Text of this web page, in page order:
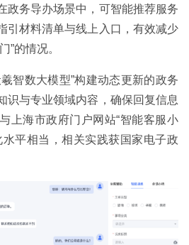
政务导办场景中，可智能推荐服务
引材料清单与线上入口，有效减少
”的情况。
智数大模型”构建动态更新的政务
识与专业领域内容，确保回复信息
上海市政府门户网站“智能客服小
水平相当，相关实践获国家电子政